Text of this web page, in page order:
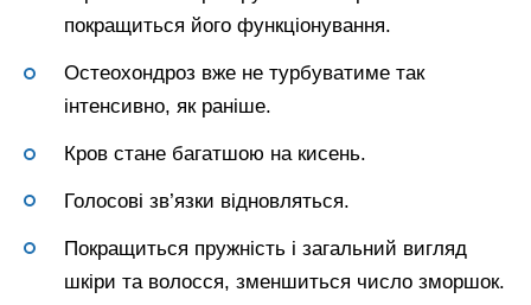
покращиться його функціонування.
Остеохондроз вже не турбуватиме так
інтенсивно, як раніше.
Кров стане багатшою на кисень.
Голосові зв’язки відновляться.
Покращиться пружність і загальний вигляд
шкіри та волосся, зменшиться число зморшок.